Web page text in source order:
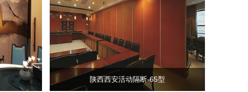
陕西西安活动隔断-65型